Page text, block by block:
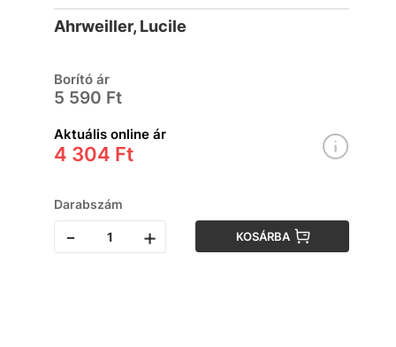
Ahrweiller, Lucile
Borító ár
5 590 Ft
Aktuális online ár
4 304 Ft
Darabszám
- + KOSÁRBA